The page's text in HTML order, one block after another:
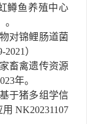
鳟鱼养殖中心
。
对锦鲤肠道菌
2021 ）
畜禽遗传资源
年。
于猪多组学信
NK20231107